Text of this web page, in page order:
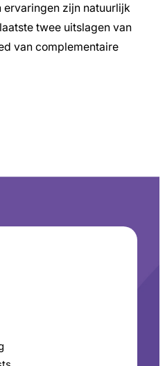
ervaringen zijn natuurlijk
twee uitslagen van
van complementaire